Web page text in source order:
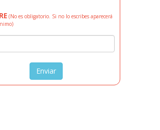
(No es obligatorio. Si no lo escribes aparecerá
Enviar